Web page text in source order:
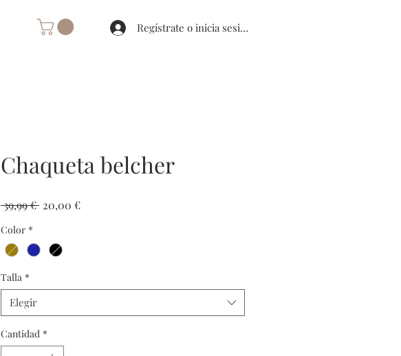
Regístrate o inicia sesión
Chaqueta belcher
39,99 € Precio
20,00 €Precio
Color *
Talla *
Elegir
Cantidad *